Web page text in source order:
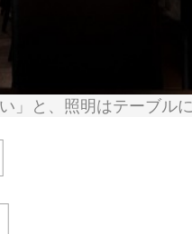
」と、照明はテーブル